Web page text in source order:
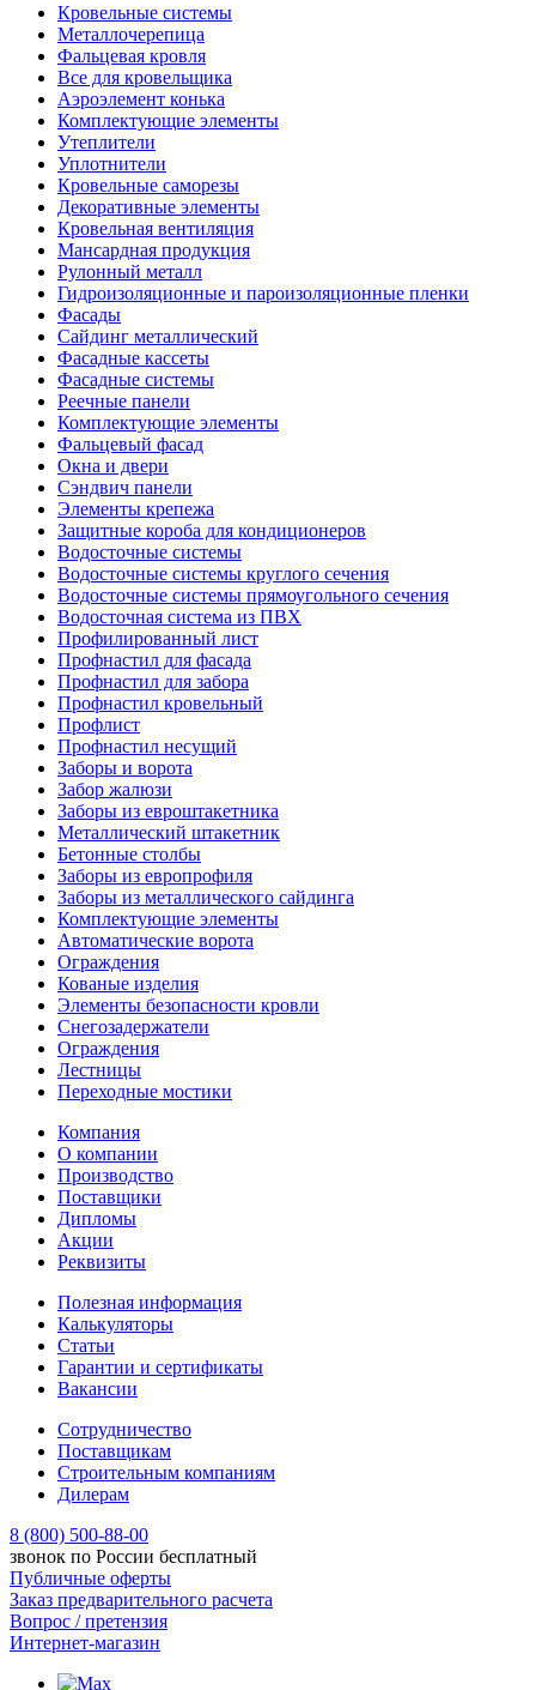
Кровельные системы
Металлочерепица
Фальцевая кровля
Все для кровельщика
Аэроэлемент конька
Комплектующие элементы
Утеплители
Уплотнители
Кровельные саморезы
Декоративные элементы
Кровельная вентиляция
Мансардная продукция
Рулонный металл
Гидроизоляционные и пароизоляционные пленки
Фасады
Сайдинг металлический
Фасадные кассеты
Фасадные системы
Реечные панели
Комплектующие элементы
Фальцевый фасад
Окна и двери
Сэндвич панели
Элементы крепежа
Защитные короба для кондиционеров
Водосточные системы
Водосточные системы круглого сечения
Водосточные системы прямоугольного сечения
Водосточная система из ПВХ
Профилированный лист
Профнастил для фасада
Профнастил для забора
Профнастил кровельный
Профлист
Профнастил несущий
Заборы и ворота
Забор жалюзи
Заборы из евроштакетника
Металлический штакетник
Бетонные столбы
Заборы из европрофиля
Заборы из металлического сайдинга
Комплектующие элементы
Автоматические ворота
Ограждения
Кованые изделия
Элементы безопасности кровли
Снегозадержатели
Ограждения
Лестницы
Переходные мостики
Компания
О компании
Производство
Поставщики
Дипломы
Акции
Реквизиты
Полезная информация
Калькуляторы
Статьи
Гарантии и сертификаты
Вакансии
Сотрудничество
Поставщикам
Строительным компаниям
Дилерам
8 (800) 500-88-00
звонок по России бесплатный
Публичные оферты
Заказ предварительного расчета
Вопрос / претензия
Интернет-магазин